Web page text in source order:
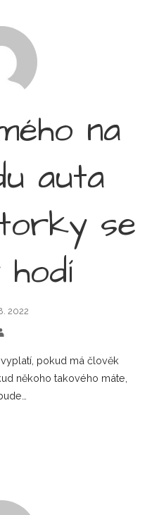
na
auta
se
2022
pokud má člověk
někoho takového máte,